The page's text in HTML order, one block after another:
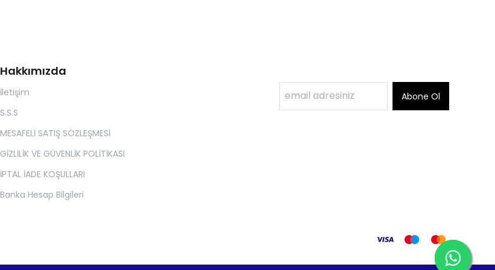
Hakkımızda
İletişim
S.S.S
MESAFELİ SATIŞ SÖZLEŞMESİ
GİZLİLİK VE GÜVENLİK POLİTİKASI
İPTAL İADE KOŞULLARI
Banka Hesap Bilgileri
Abone Ol